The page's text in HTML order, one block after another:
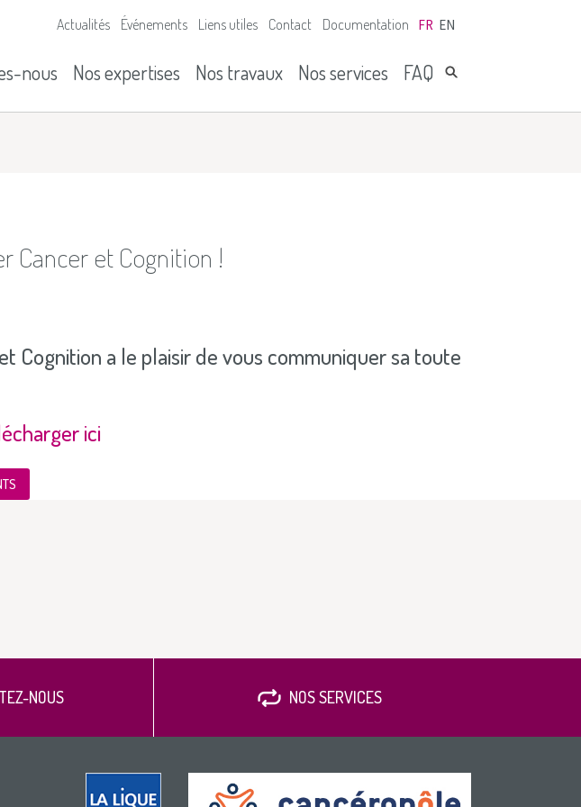
Actualités Événements Liens utiles Contact Documentation FR EN
nous Nos expertises Nos travaux Nos services FAQ
Cancer et Cognition !
Cognition a le plaisir de vous communiquer sa toute
ici
NOUS NOS SERVICES